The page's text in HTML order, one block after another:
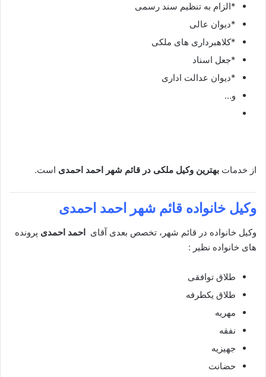
*الزام به تنظیم سند رسمی
*دیوان عالی
*کلاهبرداری های ملکی
*جعل اسناد
*دیوان عدالت اداری
و…
از خدمات بهترین وکیل ملکی در قائم شهر احمد احمدی است.
وکیل خانواده قائم شهر احمد احمدی
وکیل خانواده در قائم شهر، تخصص بعدی آقای احمد احمدی پرونده
های خانواده نظیر :
طلاق توافقی
طلاق یکطرفه
مهریه
نفقه
جهیزیه
حضانت